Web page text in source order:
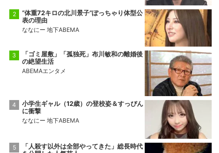
“体重72キロの北川景子”ぽっちゃり体型公
表の理由
ななにー 地下ABEMA
「ゴミ屋敷」「孤独死」布川敏和の離婚後
の絶望生活
ABEMAエンタメ
小学生ギャル（12歳）の登校姿＆すっぴん
に衝撃
ななにー 地下ABEMA
「人殺す以外は全部やってきた」総長時代